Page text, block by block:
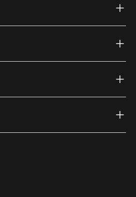
(external link)
Instagram (external link)
on Youtube (external